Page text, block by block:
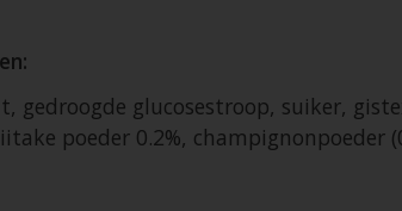
gedroogde glucosestroop, suiker,
poeder 0.2%, champignonpoeder